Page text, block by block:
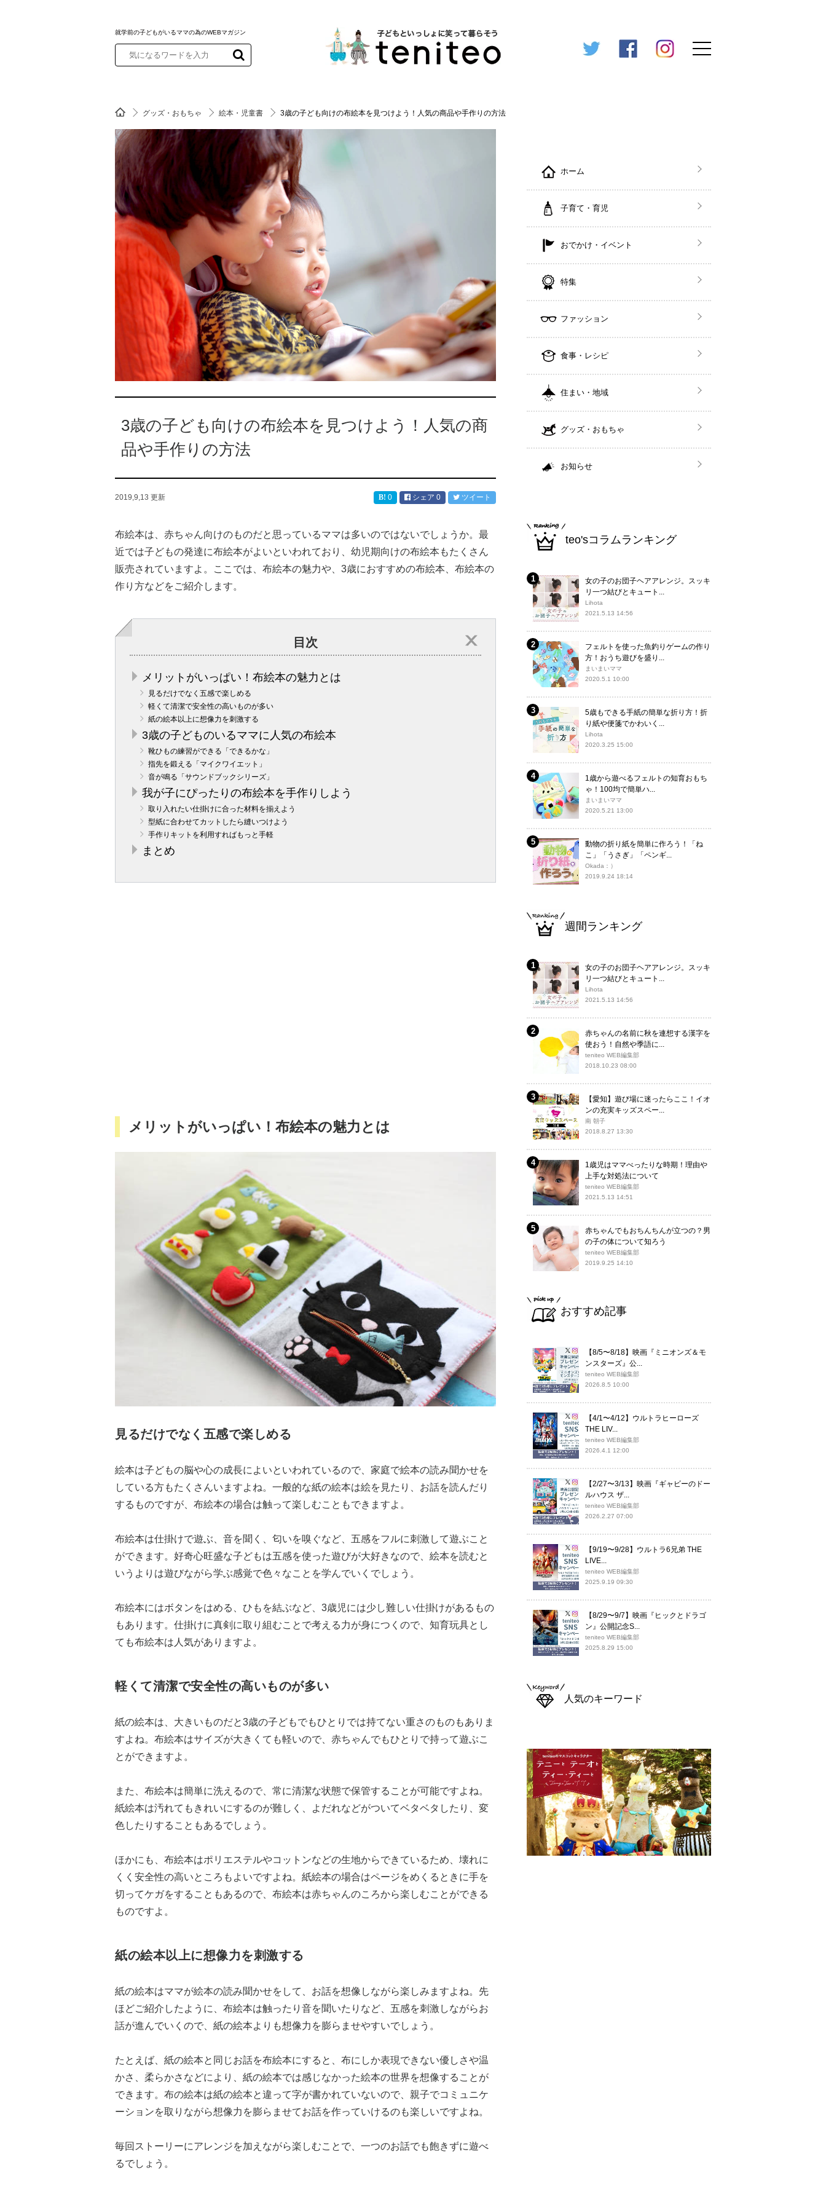
就学前の子どもがいるママの為のWEBマガジン
グッズ・おもちゃ 絵本・児童書 3歳の子ども向けの布絵本を見つけよう！人気の商品や手作りの方法
3歳の子ども向けの布絵本を見つけよう！人気の商
品や手作りの方法
2019,9,13 更新 0 シェア 0 ツイート
布絵本は、赤ちゃん向けのものだと思っているママは多いのではないでしょうか。最
近では子どもの発達に布絵本がよいといわれており、幼児期向けの布絵本もたくさん
販売されていますよ。ここでは、布絵本の魅力や、3歳におすすめの布絵本、布絵本の
作り方などをご紹介します。
目次
メリットがいっぱい！布絵本の魅力とは
見るだけでなく五感で楽しめる
軽くて清潔で安全性の高いものが多い
紙の絵本以上に想像力を刺激する
3歳の子どものいるママに人気の布絵本
靴ひもの練習ができる「できるかな」
指先を鍛える「マイクワイエット」
音が鳴る「サウンドブックシリーズ」
我が子にぴったりの布絵本を手作りしよう
取り入れたい仕掛けに合った材料を揃えよう
型紙に合わせてカットしたら縫いつけよう
手作りキットを利用すればもっと手軽
まとめ
メリットがいっぱい！布絵本の魅力とは
見るだけでなく五感で楽しめる
絵本は子どもの脳や心の成長によいといわれているので、家庭で絵本の読み聞かせを
している方もたくさんいますよね。一般的な紙の絵本は絵を見たり、お話を読んだり
するものですが、布絵本の場合は触って楽しむこともできますよ。
布絵本は仕掛けで遊ぶ、音を聞く、匂いを嗅ぐなど、五感をフルに刺激して遊ぶこと
ができます。好奇心旺盛な子どもは五感を使った遊びが大好きなので、絵本を読むと
いうよりは遊びながら学ぶ感覚で色々なことを学んでいくでしょう。
布絵本にはボタンをはめる、ひもを結ぶなど、3歳児には少し難しい仕掛けがあるもの
もあります。仕掛けに真剣に取り組むことで考える力が身につくので、知育玩具とし
ても布絵本は人気がありますよ。
軽くて清潔で安全性の高いものが多い
紙の絵本は、大きいものだと3歳の子どもでもひとりでは持てない重さのものもありま
すよね。布絵本はサイズが大きくても軽いので、赤ちゃんでもひとりで持って遊ぶこ
とができますよ。
また、布絵本は簡単に洗えるので、常に清潔な状態で保管することが可能ですよね。
紙絵本は汚れてもきれいにするのが難しく、よだれなどがついてベタベタしたり、変
色したりすることもあるでしょう。
ほかにも、布絵本はポリエステルやコットンなどの生地からできているため、壊れに
くく安全性の高いところもよいですよね。紙絵本の場合はページをめくるときに手を
切ってケガをすることもあるので、布絵本は赤ちゃんのころから楽しむことができる
ものですよ。
紙の絵本以上に想像力を刺激する
紙の絵本はママが絵本の読み聞かせをして、お話を想像しながら楽しみますよね。先
ほどご紹介したように、布絵本は触ったり音を聞いたりなど、五感を刺激しながらお
話が進んでいくので、紙の絵本よりも想像力を膨らませやすいでしょう。
たとえば、紙の絵本と同じお話を布絵本にすると、布にしか表現できない優しさや温
かさ、柔らかさなどにより、紙の絵本では感じなかった絵本の世界を想像することが
できます。布の絵本は紙の絵本と違って字が書かれていないので、親子でコミュニケ
ーションを取りながら想像力を膨らませてお話を作っていけるのも楽しいですよね。
毎回ストーリーにアレンジを加えながら楽しむことで、一つのお話でも飽きずに遊べ
るでしょう。
ホーム
子育て・育児
おでかけ・イベント
特集
ファッション
食事・レシピ
住まい・地域
グッズ・おもちゃ
お知らせ
teo'sコラムランキング
女の子のお団子ヘアアレンジ。スッキ
リ一つ結びとキュート...
Lihota
2021.5.13 14:56
フェルトを使った魚釣りゲームの作り
方！おうち遊びを盛り...
まいまいママ
2020.5.1 10:00
5歳もできる手紙の簡単な折り方！折
り紙や便箋でかわいく...
Lihota
2020.3.25 15:00
1歳から遊べるフェルトの知育おもち
ゃ！100均で簡単ハ...
まいまいママ
2020.5.21 13:00
動物の折り紙を簡単に作ろう！「ね
こ」「うさぎ」「ペンギ...
Okada：）
2019.9.24 18:14
週間ランキング
女の子のお団子ヘアアレンジ。スッキ
リ一つ結びとキュート...
Lihota
2021.5.13 14:56
赤ちゃんの名前に秋を連想する漢字を
使おう！自然や季語に...
teniteo WEB編集部
2018.10.23 08:00
【愛知】遊び場に迷ったらここ！イオ
ンの充実キッズスペー...
南 朝子
2018.8.27 13:30
1歳児はママべったりな時期！理由や
上手な対処法について
teniteo WEB編集部
2021.5.13 14:51
赤ちゃんでもおちんちんが立つの？男
の子の体について知ろう
teniteo WEB編集部
2019.9.25 14:10
おすすめ記事
【8/5〜8/18】映画『ミニオンズ＆モ
ンスターズ』公...
teniteo WEB編集部
2026.8.5 10:00
【4/1〜4/12】ウルトラヒーローズ
THE LIV...
teniteo WEB編集部
2026.4.1 12:00
【2/27〜3/13】映画『ギャビーのドー
ルハウス ザ...
teniteo WEB編集部
2026.2.27 07:00
【9/19〜9/28】ウルトラ6兄弟 THE
LIVE...
teniteo WEB編集部
2025.9.19 09:30
【8/29〜9/7】映画『ヒックとドラゴ
ン』公開記念S...
teniteo WEB編集部
2025.8.29 15:00
人気のキーワード